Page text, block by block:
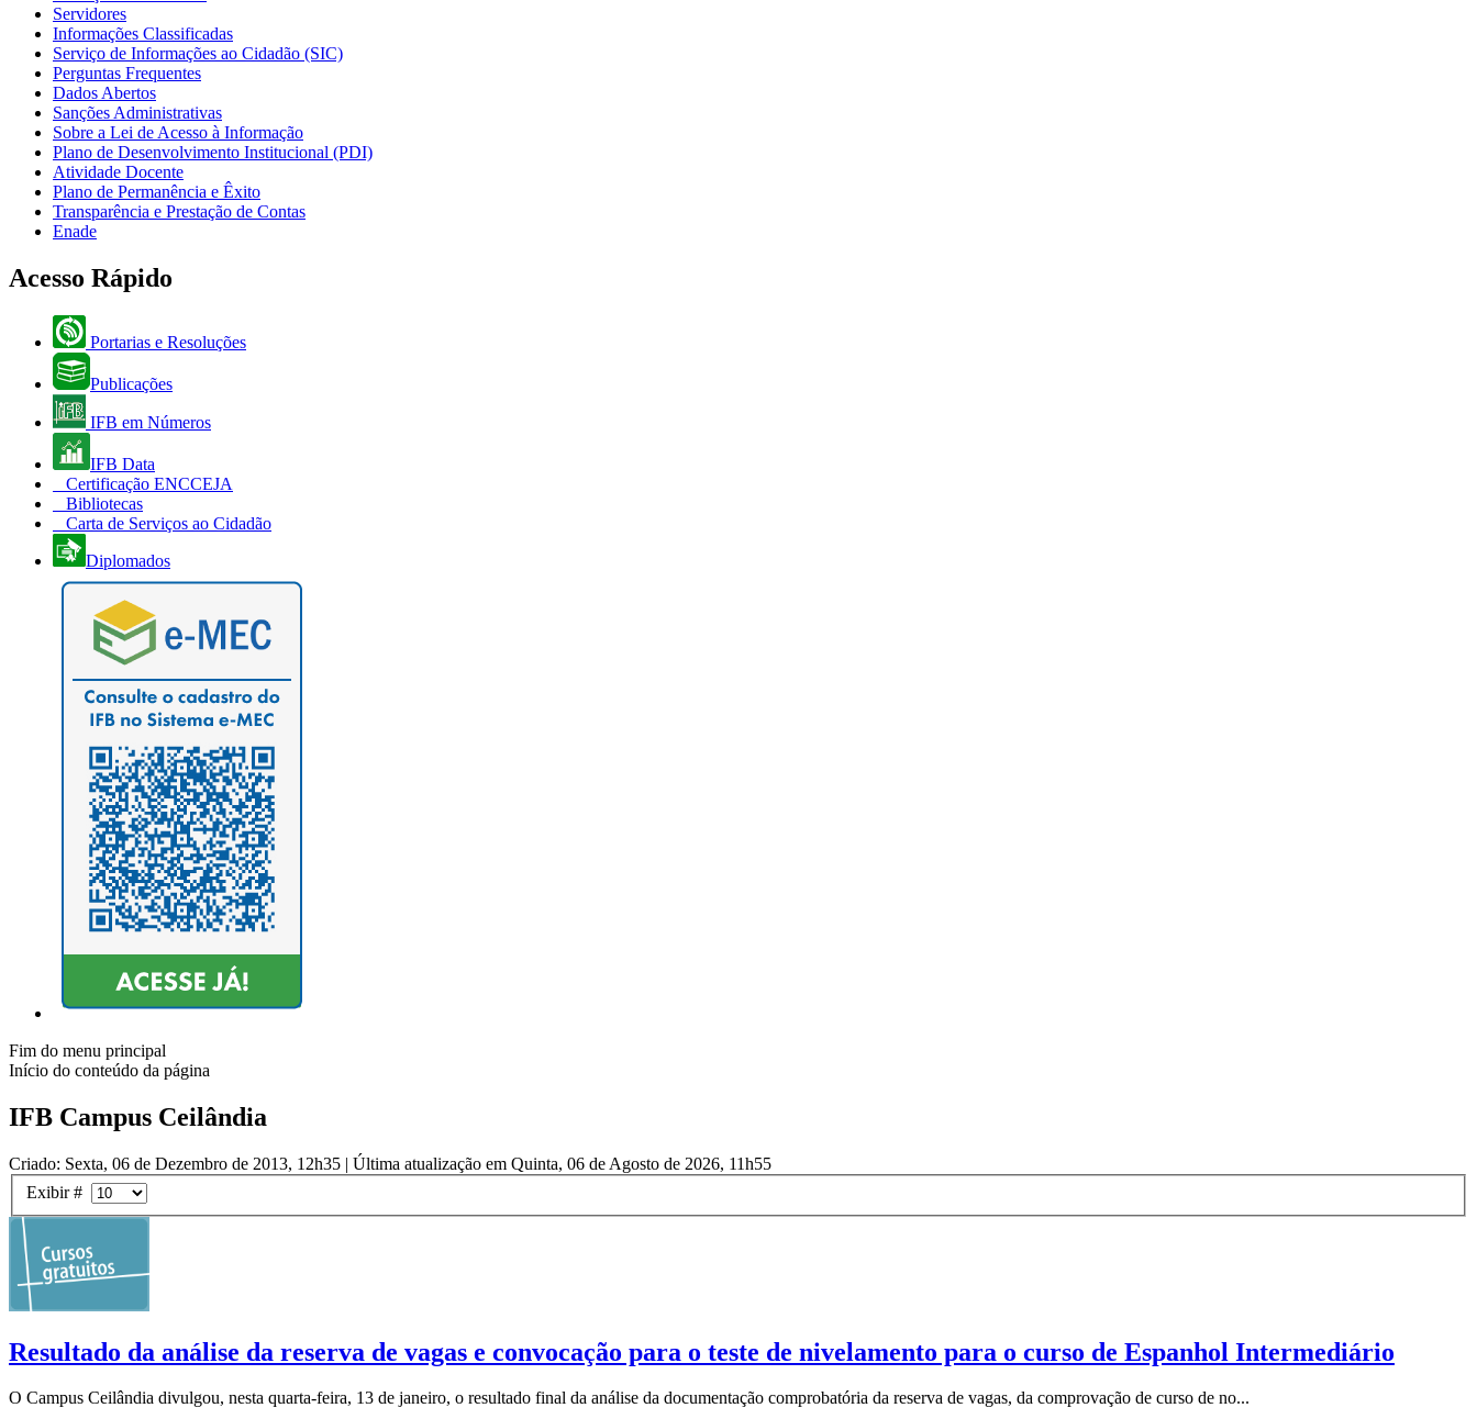
Servidores
Informações Classificadas
Serviço de Informações ao Cidadão (SIC)
Perguntas Frequentes
Dados Abertos
Sanções Administrativas
Sobre a Lei de Acesso à Informação
Plano de Desenvolvimento Institucional (PDI)
Atividade Docente
Plano de Permanência e Êxito
Transparência e Prestação de Contas
Enade
Acesso Rápido
Portarias e Resoluções
Publicações
IFB em Números
IFB Data
Certificação ENCCEJA
Bibliotecas
Carta de Serviços ao Cidadão
Diplomados
Fim do menu principal
Início do conteúdo da página
IFB Campus Ceilândia
Criado: Sexta, 06 de Dezembro de 2013, 12h35 | Última atualização em Quinta, 06 de Agosto de 2026, 11h55
Exibir #
Resultado da análise da reserva de vagas e convocação para o teste de nivelamento para o curso de Espanhol Intermediário
O Campus Ceilândia divulgou, nesta quarta-feira, 13 de janeiro, o resultado final da análise da documentação comprobatória da reserva de vagas, da comprovação de curso de no...